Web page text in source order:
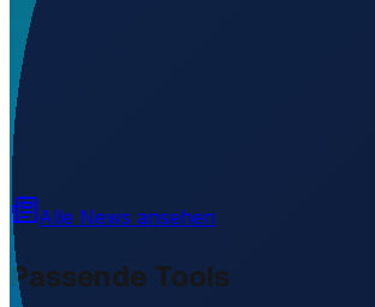
Wo liegt Erema Airfield?
Wird geladen...
Alle News ansehen
Passende Tools